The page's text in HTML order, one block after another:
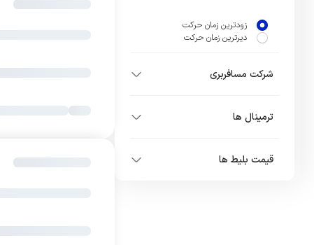
زودترین زمان حرکت
دیرترین زمان حرکت
شرکت مسافربری
ترمینال ها
قیمت بلیط ها